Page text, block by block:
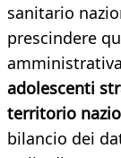
sanitario
prescindere
adolescenti
territorio
bilancio dei